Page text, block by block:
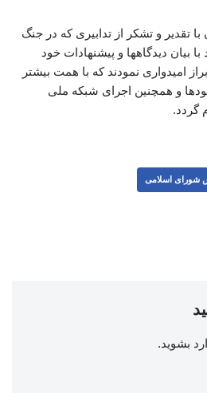
تقدیر و تشکر از تدابیری که در جنگ
با بیان دیدگاهها و پیشنهادات خود
امیدواری نمودند که با همت بیشتر
و همچنین اجرای شبکه ملی
گردد.
شورای اسلامی
بشوید.